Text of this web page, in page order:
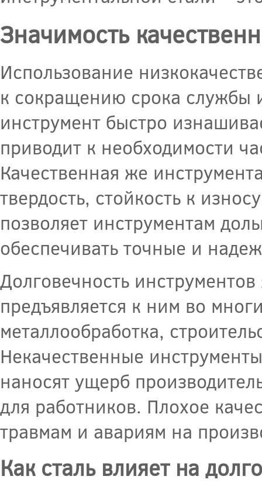
Значимость
Использование
к сокращению срока службы
инструмент быстро
приводит к необходимости
Качественная же
твердость, стойкость к
позволяет инструментам
обеспечивать точные и
Долговечность
предъявляется к ним во
металлообработка,
Некачественные
наносят ущерб
для работников. Плохое
травмам и авариям на
Как сталь влияет на